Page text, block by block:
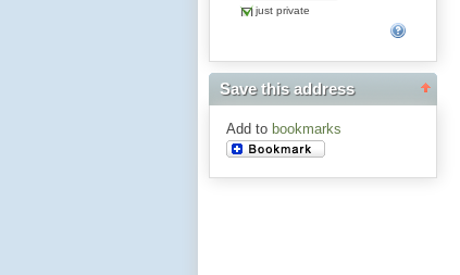
just private
Save this address
Add to bookmarks